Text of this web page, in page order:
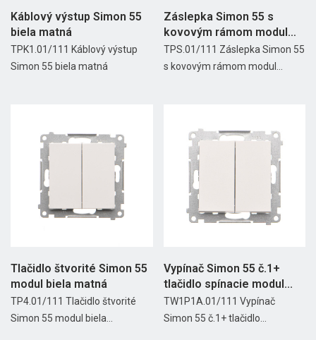
Káblový výstup Simon 55
biela matná
TPK1.01/111 Káblový výstup
Simon 55 biela matná
Záslepka Simon 55 s
kovovým rámom modul
biela...
TPS.01/111 Záslepka Simon 55
s kovovým rámom modul...
Tlačidlo štvorité Simon 55
modul biela matná
TP4.01/111 Tlačidlo štvorité
Simon 55 modul biela...
Vypínač Simon 55 č.1+
tlačidlo spínacie modul...
TW1P1A.01/111 Vypínač
Simon 55 č.1+ tlačidlo...